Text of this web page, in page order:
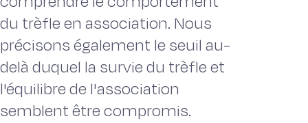
du trèfle en association. Nous
précisons également le seuil au-
delà duquel la survie du trèfle et
l'équilibre de l'association
semblent être compromis.